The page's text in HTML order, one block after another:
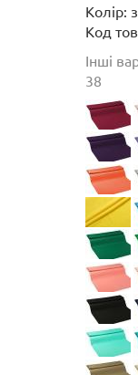
Колір:
Код
Інші
38